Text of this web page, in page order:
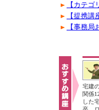
【カテ
【提携講
【事務
宅建
関係
した